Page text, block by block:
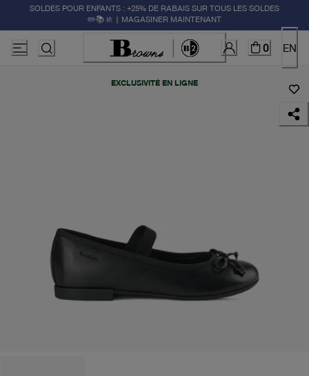
SOLDES POUR ENFANTS : +25% DE RABAIS SUR TOUS LES SOLDES
✏️📚🚸 | MAGASINER MAINTENANT
0 EN
EXCLUSIVITÉ EN LIGNE